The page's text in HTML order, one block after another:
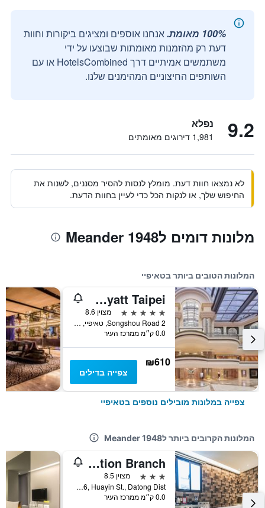
100% מאומת.
אנחנו אוספים ומציגים ביקורות וחוות
דעת רק מהזמנות מאומתות שבוצעו על ידי
משתמשים אמיתיים דרך HotelsCombined או עם
השותפים החיצוניים המהימנים שלנו.
9.2 נפלא
1,981 דירוגים מאומתים
לא נמצאו חוות דעת. מומלץ לנסות להסיר מסננים, לשנות את
החיפוש שלך, או לנקות הכל כדי לעיין בחוות הדעת.
מלונות דומים לMeander 1948
המלונות הטובים ביותר בטאיפיי
Grand Hyatt Taipei
5 כוכבים
מצוין 8.6
2 Songshou Road, טאיפיי, טייוואן
0.0 ק״מ ממרכז העיר
₪610
צפייה בדילים
צפייה במלונות מובילים נוספים בטאיפיי
המלונות הקרובים ביותר לMeander 1948
Hotel Puri Taipei Station Branch
3 כוכבים
מצוין 8.5
3F, No. 46, Huayin St., Datong Dist, טאיפיי, טייוואן
0.0 ק״מ ממרכז העיר